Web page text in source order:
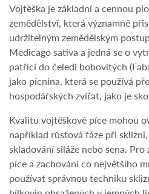
Vojtěška je základní a cennou
zemědělství, která významně
udržitelným zemědělským
Medicago sativa a jedná se o
patřící do čeledi bobovitých
jako pícnina, která se používá
hospodářských zvířat, jako je
Kvalitu vojtěškové píce mohou
například růstová fáze při
skladování siláže nebo sena.
píce a zachování co největšího
používat správnou techniku